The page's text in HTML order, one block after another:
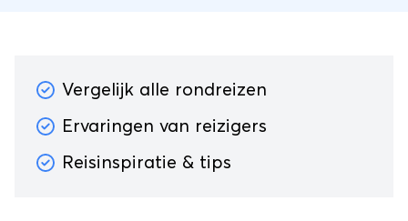
Vergelijk alle rondreizen
Ervaringen van reizigers
Reisinspiratie & tips